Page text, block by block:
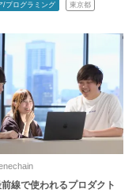
/プログラミング 東京都
線で使われるプロダクト